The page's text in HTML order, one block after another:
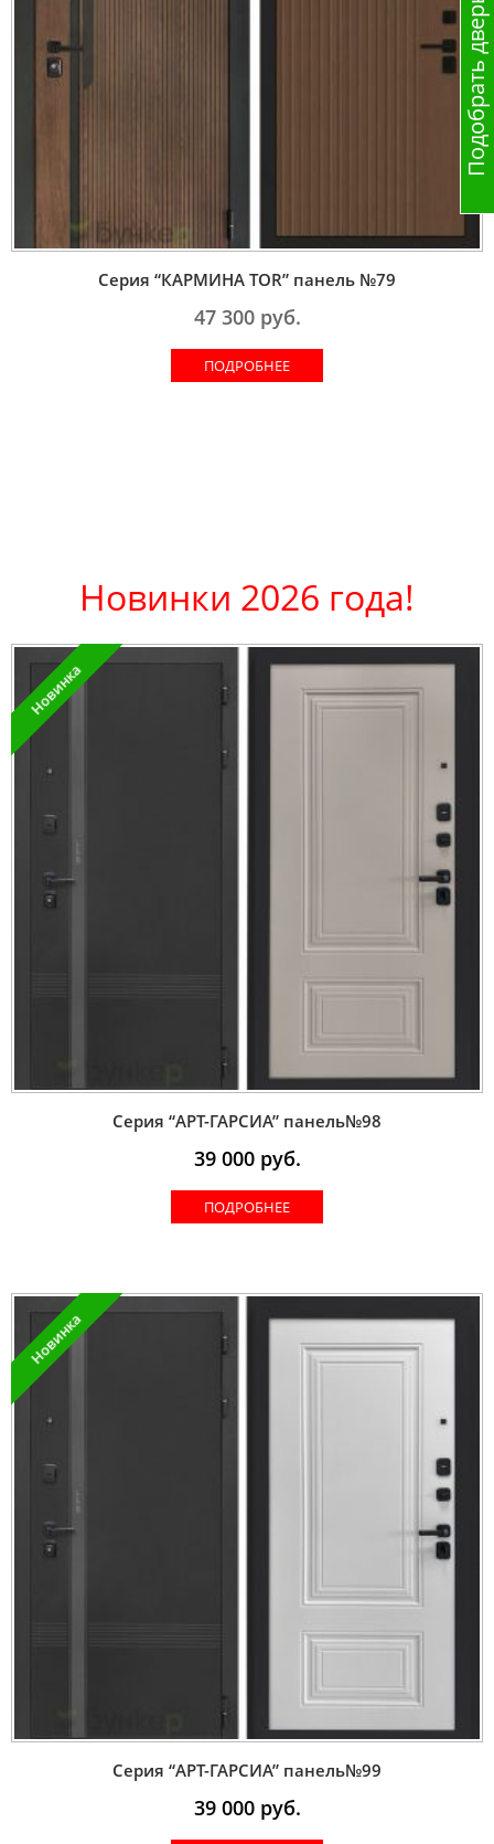
Серия “КАРМИНА TOR” панель №79
47 300руб.
ПОДРОБНЕЕ
Новинки 2026 года!
Новинка
Серия “AРT-ГАРСИА” панель№98
39 000руб.
ПОДРОБНЕЕ
Новинка
Серия “AРT-ГАРСИА” панель№99
39 000руб.
Подобрать дверь